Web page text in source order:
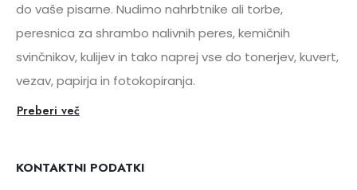
do vaše pisarne. Nudimo nahrbtnike ali torbe,
peresnica za shrambo nalivnih peres, kemičnih
svinčnikov, kulijev in tako naprej vse do tonerjev, kuvert,
vezav, papirja in fotokopiranja.
Preberi več
KONTAKTNI PODATKI